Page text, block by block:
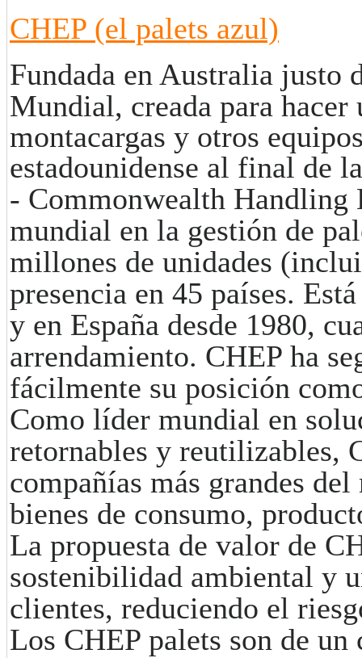
CHEP (el palets azul)
Fundada en Australia justo
Mundial, creada para hacer
montacargas y otros
estadounidense al final de
- Commonwealth Handling
mundial en la gestión de
millones de unidades
presencia en 45 países.
y en España desde 1980,
arrendamiento. CHEP ha
fácilmente su posición
Como líder mundial en
retornables y reutilizables,
compañías más grandes
bienes de consumo,
La propuesta de valor de
sostenibilidad ambiental y
clientes, reduciendo el
Los CHEP palets son de